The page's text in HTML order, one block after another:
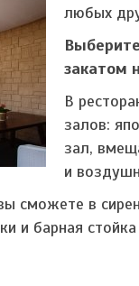
любых
закатом
В
залов:
зал,
и
сможете в
и барная